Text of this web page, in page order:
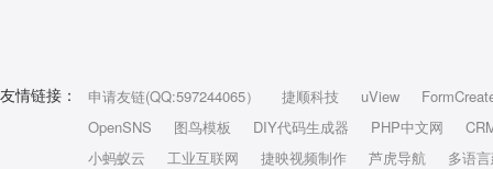
友情链接： 申请友链(QQ:597244065） 捷顺科技 uView
OpenSNS
图鸟模板 DIY代码生成器 PHP中文网
小蚂蚁云
工业互联网 捷映视频制作 芦虎导航 多语